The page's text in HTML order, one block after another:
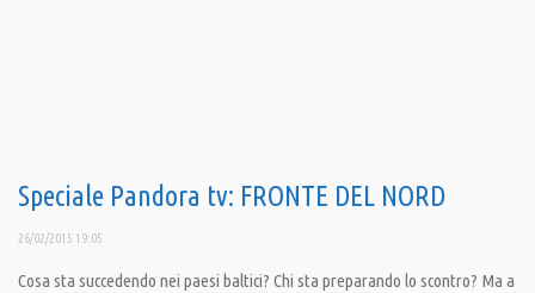
Speciale Pandora tv: FRONTE DEL NORD
26/02/2015 19:05
Cosa sta succedendo nei paesi baltici? Chi sta preparando lo scontro? Ma a